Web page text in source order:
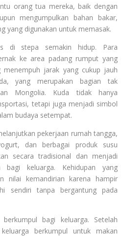
orang tua mereka, baik dengan
mengumpulkan bahan bakar,
yang digunakan untuk memasak.
di stepa semakin hidup. Para
ke area padang rumput yang
menempuh jarak yang cukup jauh
yang merupakan bagian tak
Mongolia. Kuda tidak hanya
tetapi juga menjadi simbol
budaya setempat.
pekerjaan rumah tangga,
dan berbagai produk susu
secara tradisional dan menjadi
bagi keluarga. Kehidupan yang
nilai kemandirian karena hampir
sendiri tanpa bergantung pada
bagi keluarga. Setelah
berkumpul untuk makan